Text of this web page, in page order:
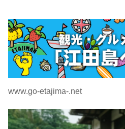
www.go-etajima-.net